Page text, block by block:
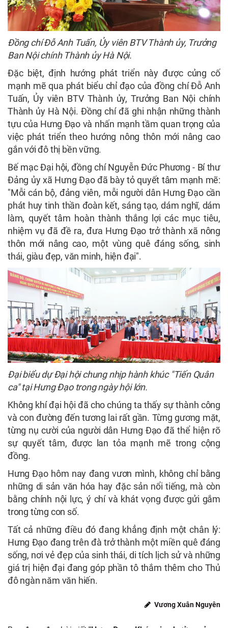
Đồng chí Đỗ Anh Tuấn, Ủy viên BTV Thành ủy, Trưởng
Ban Nội chính Thành ủy Hà Nội.
Đặc biệt, định hướng phát triển này được củng cố
mạnh mẽ qua phát biểu chỉ đạo của đồng chí Đỗ Anh
Tuấn, Ủy viên BTV Thành ủy, Trưởng Ban Nội chính
Thành ủy Hà Nội. Đồng chí đã ghi nhận những thành
tựu của Hưng Đạo và nhấn mạnh tầm quan trọng của
việc phát triển theo hướng nông thôn mới nâng cao
gắn với đô thị bền vững.
Bế mạc Đại hội, đồng chí Nguyễn Đức Phương - Bí thư
Đảng ủy xã Hưng Đạo đã bày tỏ quyết tâm mạnh mẽ:
"Mỗi cán bộ, đảng viên, mỗi người dân Hưng Đạo cần
phát huy tinh thần đoàn kết, sáng tạo, dám nghĩ, dám
làm, quyết tâm hoàn thành thắng lợi các mục tiêu,
nhiệm vụ đã đề ra, đưa Hưng Đạo trở thành xã nông
thôn mới nâng cao, một vùng quê đáng sống, sinh
thái, giàu đẹp, văn minh, hiện đại".
Đại biểu dự Đại hội chung nhịp hành khúc "Tiến Quân
ca" tại Hưng Đạo trong ngày hội lớn.
Không khí đại hội đã cho chúng ta thấy sự thành công
và con đường đến tương lai rất gần. Từng gương mặt,
từng nụ cười của người dân Hưng Đạo đã thể hiện rõ
sự quyết tâm, được lan tỏa mạnh mẽ trong cộng
đồng.
Hưng Đạo hôm nay đang vươn mình, không chỉ bằng
những di sản văn hóa hay đặc sản nổi tiếng, mà còn
bằng chính nội lực, ý chí và khát vọng được gửi gắm
trong từng con số.
Tất cả những điều đó đang khẳng định một chân lý:
Hưng Đạo đang trên đà trở thành một miền quê đáng
sống, nơi vẻ đẹp của sinh thái, di tích lịch sử và những
giá trị hiện đại đang góp phần tô thắm thêm cho Thủ
đô ngàn năm văn hiến.
Vương Xuân Nguyên